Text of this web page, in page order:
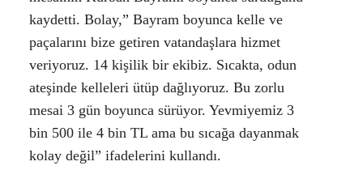
kaydetti. Bolay,” Bayram boyunca kelle ve
paçalarını bize getiren vatandaşlara hizmet
veriyoruz. 14 kişilik bir ekibiz. Sıcakta, odun
ateşinde kelleleri ütüp dağlıyoruz. Bu zorlu
mesai 3 gün boyunca sürüyor. Yevmiyemiz 3
bin 500 ile 4 bin TL ama bu sıcağa dayanmak
kolay değil” ifadelerini kullandı.